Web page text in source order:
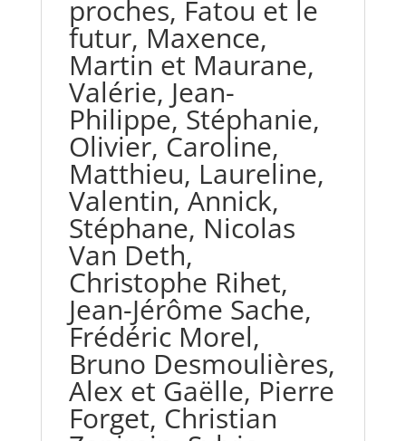
proches, Fatou et le
futur, Maxence,
Martin et Maurane,
Valérie, Jean-
Philippe, Stéphanie,
Olivier, Caroline,
Matthieu, Laureline,
Valentin, Annick,
Stéphane, Nicolas
Van Deth,
Christophe Rihet,
Jean-Jérôme Sache,
Frédéric Morel,
Bruno Desmoulières,
Alex et Gaëlle, Pierre
Forget, Christian